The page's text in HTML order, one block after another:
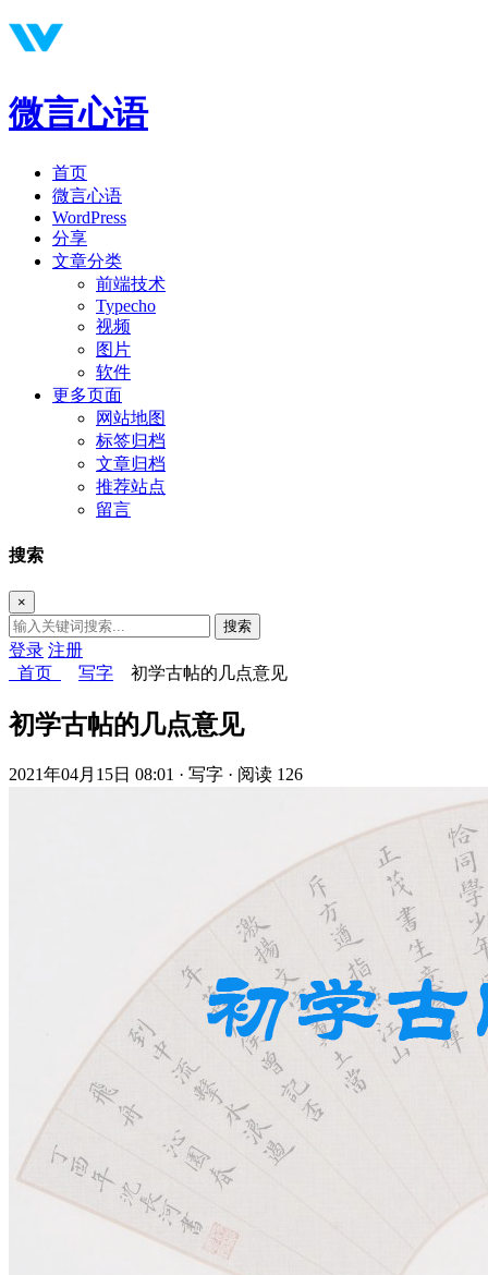
微言心语
首页
微言心语
WordPress
分享
文章分类
前端技术
Typecho
视频
图片
软件
更多页面
网站地图
标签归档
文章归档
推荐站点
留言
搜索
×
搜索
登录 注册
首页
写字 初学古帖的几点意见
初学古帖的几点意见
2021年04月15日 08:01 · 写字 · 阅读 126